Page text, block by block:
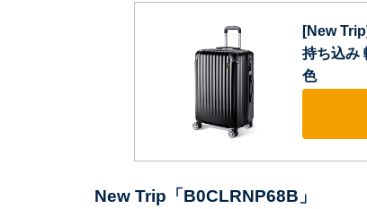
[New
持ち込み
色
New Trip「B0CLRNP68B」